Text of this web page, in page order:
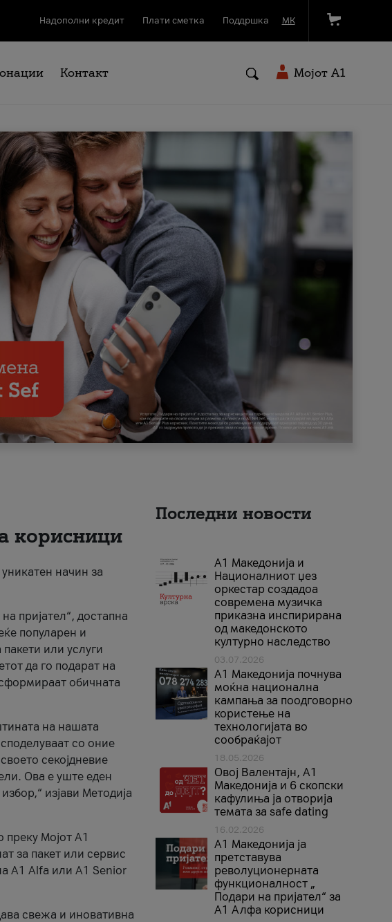
Надополни кредит Плати сметка Поддршка МК
Контакт Мојот A1
корисници
начин за
пријател“, достапна
популарен и
или услуги
да го подарат на
обичната
на нашата
со оние
секојдневие
Ова е уште еден
изјави Методија
Мојот А1
за пакет или сервис
А1 Alfa или A1 Senior
свежа и иновативна
Последни новости
А1 Македонија и
Националниот џез
оркестар создадоа
современа музичка
приказна инспирирана
од македонското
културно наследство
03.07.2026
A1 Македонија почнува
моќна национална
кампања за поодговорно
користење на
технологијата во
сообраќајот
18.05.2026
Овој Валентајн, A1
Македонија и 6 скопски
кафулиња ја отворија
темата за safe dating
16.02.2026
А1 Македонија ја
претставува
револуционерната
функционалност „
Подари на пријател“ за
А1 Алфа корисници